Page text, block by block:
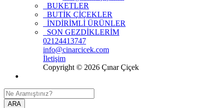
BUKETLER
BUTİK ÇİÇEKLER
İNDİRİMLİ ÜRÜNLER
SON GEZDİKLERİM
02124413747
info@cinarcicek.com
İletişim
Copyright © 2026 Çınar Çiçek
ARA